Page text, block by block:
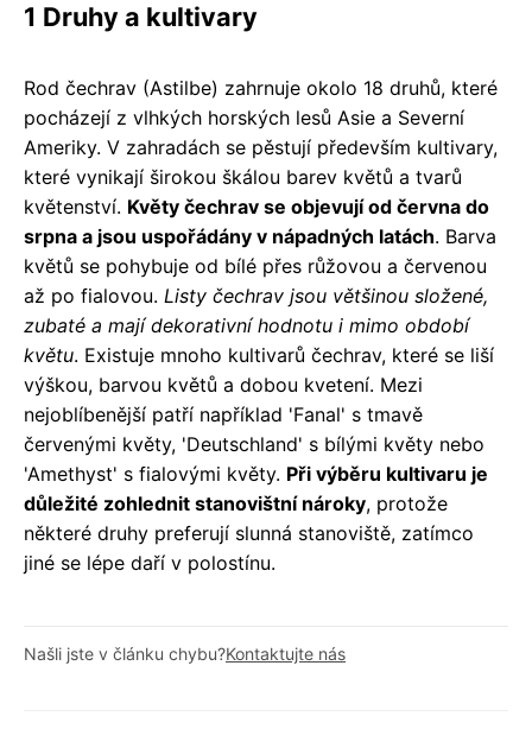
1 Druhy a kultivary
Rod čechrav (Astilbe) zahrnuje okolo 18 druhů, které
pocházejí z vlhkých horských lesů Asie a Severní
Ameriky. V zahradách se pěstují především kultivary,
které vynikají širokou škálou barev květů a tvarů
květenství. Květy čechrav se objevují od června do
srpna a jsou uspořádány v nápadných latách. Barva
květů se pohybuje od bílé přes růžovou a červenou
až po fialovou. Listy čechrav jsou většinou složené,
zubaté a mají dekorativní hodnotu i mimo období
květu. Existuje mnoho kultivarů čechrav, které se liší
výškou, barvou květů a dobou kvetení. Mezi
nejoblíbenější patří například 'Fanal' s tmavě
červenými květy, 'Deutschland' s bílými květy nebo
'Amethyst' s fialovými květy. Při výběru kultivaru je
důležité zohlednit stanovištní nároky, protože
některé druhy preferují slunná stanoviště, zatímco
jiné se lépe daří v polostínu.
Našli jste v článku chybu?Kontaktujte nás